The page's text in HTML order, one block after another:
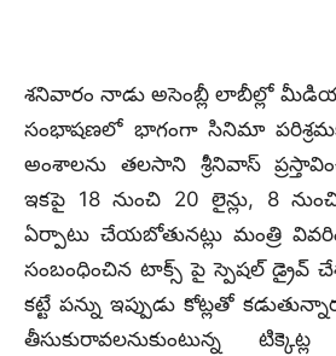
శనివారం నాడు అసెంబ్లీ లాబీల్లో
సంభాషణలో భాగంగా సినిమా
అంశాలను తలసాని శ్రీనివాస్
ఇకపై 18 నుంచి 20 లైన్లు, 8
ఏర్పాటు చేయబోతునట్లు మంత్రి
సంబంధించిన టాక్స్ పై స్పెషల్ డ్రైవ్
కట్టే పన్ను ఇప్పుడు కోట్లతో
తీసుకురావలనుకుంటున్న